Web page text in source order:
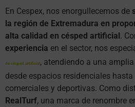
En Cespex, nos enorgullecemos de
la región de Extremadura en
alta calidad en césped artificial.
experiencia en el sector, nos
de césped artificial , atendiendo a una
desde espacios residenciales
comerciales y deportivas. Como
RealTurf, una marca de renombre